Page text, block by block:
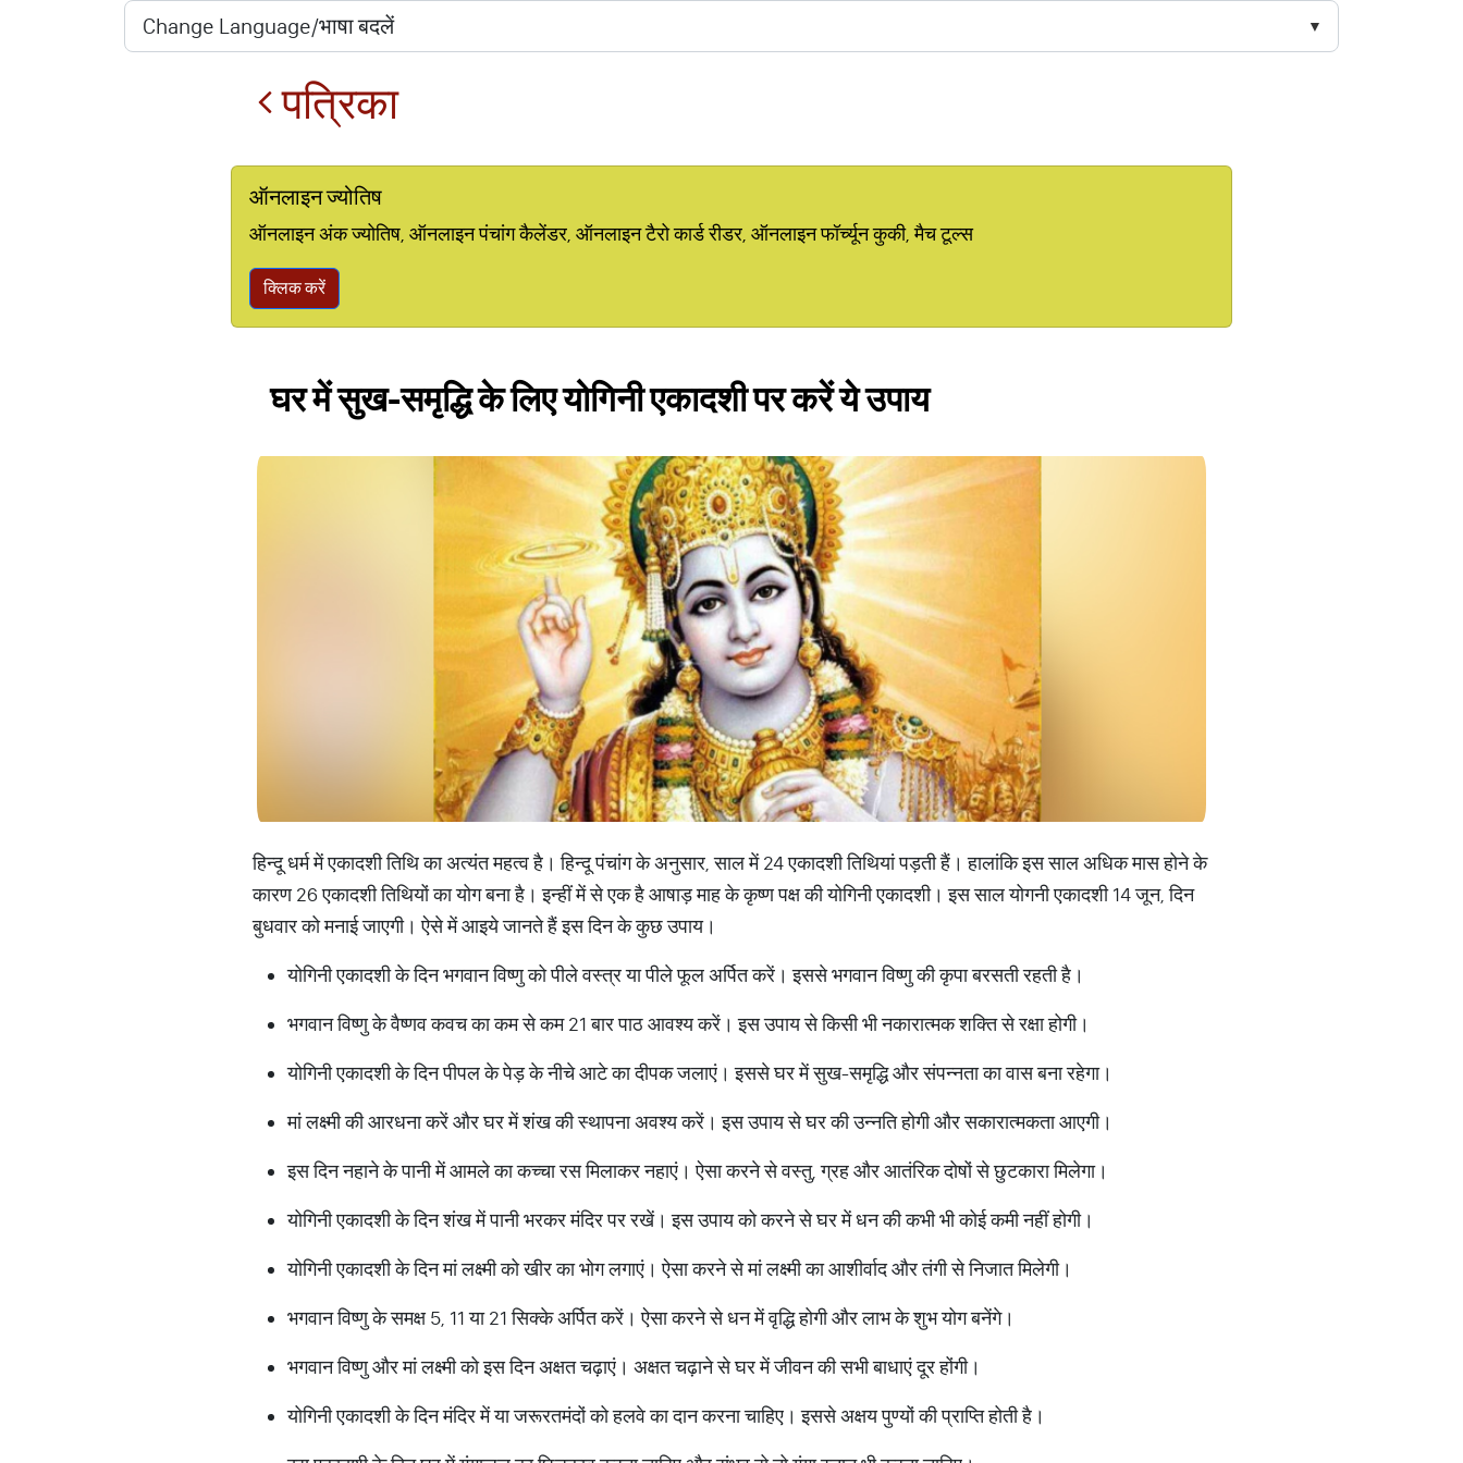
पत्रिका
ऑनलाइन ज्योतिष
ऑनलाइन अंक ज्योतिष, ऑनलाइन पंचांग कैलेंडर, ऑनलाइन टैरो कार्ड रीडर, ऑनलाइन फॉर्च्यून कुकी, मैच टूल्स
क्लिक करें
घर में सुख-समृद्धि के लिए योगिनी एकादशी पर करें ये उपाय
हिन्दू धर्म में एकादशी तिथि का अत्यंत महत्व है। हिन्दू पंचांग के अनुसार, साल में 24 एकादशी तिथियां पड़ती हैं। हालांकि इस साल अधिक मास होने के
कारण 26 एकादशी तिथियों का योग बना है। इन्हीं में से एक है आषाड़ माह के कृष्ण पक्ष की योगिनी एकादशी। इस साल योगनी एकादशी 14 जून, दिन
बुधवार को मनाई जाएगी। ऐसे में आइये जानते हैं इस दिन के कुछ उपाय।
योगिनी एकादशी के दिन भगवान विष्णु को पीले वस्त्र या पीले फूल अर्पित करें। इससे भगवान विष्णु की कृपा बरसती रहती है।
भगवान विष्णु के वैष्णव कवच का कम से कम 21 बार पाठ आवश्य करें। इस उपाय से किसी भी नकारात्मक शक्ति से रक्षा होगी।
योगिनी एकादशी के दिन पीपल के पेड़ के नीचे आटे का दीपक जलाएं। इससे घर में सुख-समृद्धि और संपन्नता का वास बना रहेगा।
मां लक्ष्मी की आरधना करें और घर में शंख की स्थापना अवश्य करें। इस उपाय से घर की उन्नति होगी और सकारात्मकता आएगी।
इस दिन नहाने के पानी में आमले का कच्चा रस मिलाकर नहाएं। ऐसा करने से वस्तु, ग्रह और आतंरिक दोषों से छुटकारा मिलेगा।
योगिनी एकादशी के दिन शंख में पानी भरकर मंदिर पर रखें। इस उपाय को करने से घर में धन की कभी भी कोई कमी नहीं होगी।
योगिनी एकादशी के दिन मां लक्ष्मी को खीर का भोग लगाएं। ऐसा करने से मां लक्ष्मी का आशीर्वाद और तंगी से निजात मिलेगी।
भगवान विष्णु के समक्ष 5, 11 या 21 सिक्के अर्पित करें। ऐसा करने से धन में वृद्धि होगी और लाभ के शुभ योग बनेंगे।
भगवान विष्णु और मां लक्ष्मी को इस दिन अक्षत चढ़ाएं। अक्षत चढ़ाने से घर में जीवन की सभी बाधाएं दूर होंगी।
योगिनी एकादशी के दिन मंदिर में या जरूरतमंदों को हलवे का दान करना चाहिए। इससे अक्षय पुण्यों की प्राप्ति होती है।